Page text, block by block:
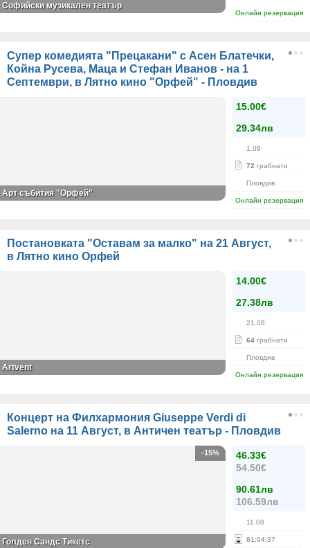
Онлайн резервация
Софийски музикален театър
Супер комедията "Прецакани" с Асен Блатечки,
Койна Русева, Маца и Стефан Иванов - на 1
Септември, в Лятно кино "Орфей" - Пловдив
15.00€
29.34лв
1.09
72 грабнати
Пловдив
Онлайн резервация
Арт събития "Орфей"
Постановката "Оставам за малко" на 21 Август,
в Лятно кино Орфей
14.00€
27.38лв
21.08
64 грабнати
Пловдив
Онлайн резервация
Аrtvent
Концерт на Филхармония Giuseppe Verdi di
Salerno на 11 Август, в Античен театър - Пловдив
46.33€
54.50€
90.61лв
106.59лв
11.08
81 :04:36
-15%
Голден Сандс Тикетс